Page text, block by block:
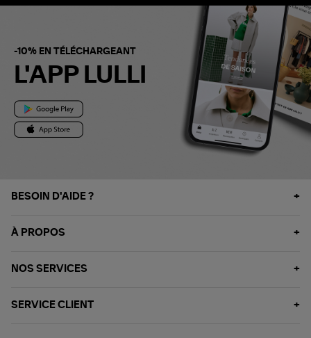
-10% EN TÉLÉCHARGEANT
L'APP LULLI
BESOIN D'AIDE ?
À PROPOS
NOS SERVICES
SERVICE CLIENT